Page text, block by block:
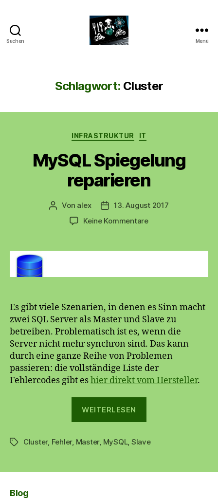
Suchen Menü
Schlagwort: Cluster
Kategorien
INFRASTRUKTUR IT
MySQL Spiegelung
reparieren
Beitragsautor
Von alex Beitragsdatum
13. August 2017
Keine Kommentarezu
reparieren
Es gibt viele Szenarien, in denen es Sinn macht
zwei SQL Server als Master und Slave zu
betreiben. Problematisch ist es, wenn die
Server nicht mehr synchron sind. Das kann
durch eine ganze Reihe von Problemen
passieren: die vollständige Liste der
Fehlercodes gibt eshier direkt vom Hersteller.
WEITERLESEN
Schlagwörter
Cluster, Fehler, Master, MySQL, Slave
Blog